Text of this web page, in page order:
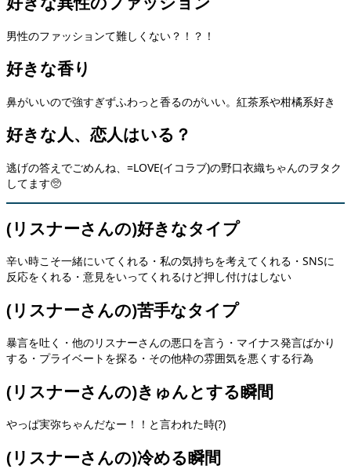
男性のファッションて難しくない？！？！
好きな香り
鼻がいいので強すぎずふわっと香るのがいい。紅茶系や柑橘系好き
好きな人、恋人はいる？
逃げの答えでごめんね、=LOVE(イコラブ)の野口衣織ちゃんのヲタク
してます🥺
(リスナーさんの)好きなタイプ
辛い時こそ一緒にいてくれる・私の気持ちを考えてくれる・SNSに
反応をくれる・意見をいってくれるけど押し付けはしない
(リスナーさんの)苦手なタイプ
暴言を吐く・他のリスナーさんの悪口を言う・マイナス発言ばかり
する・プライベートを探る・その他枠の雰囲気を悪くする行為
(リスナーさんの)きゅんとする瞬間
やっぱ実弥ちゃんだなー！！と言われた時(?)
(リスナーさんの)冷める瞬間